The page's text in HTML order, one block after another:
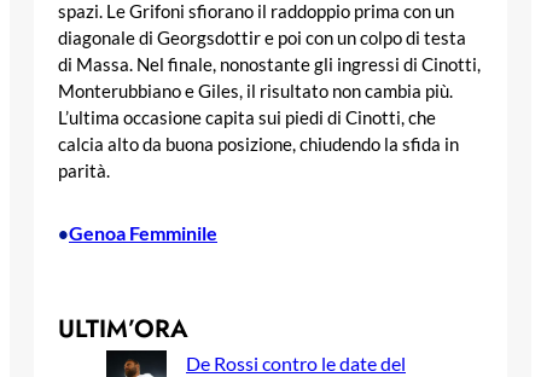
spazi. Le Grifoni sfiorano il raddoppio prima con un
diagonale di Georgsdottir e poi con un colpo di testa
di Massa. Nel finale, nonostante gli ingressi di Cinotti,
Monterubbiano e Giles, il risultato non cambia più.
L’ultima occasione capita sui piedi di Cinotti, che
calcia alto da buona posizione, chiudendo la sfida in
parità.
•Genoa Femminile
ULTIM’ORA
De Rossi contro le date del